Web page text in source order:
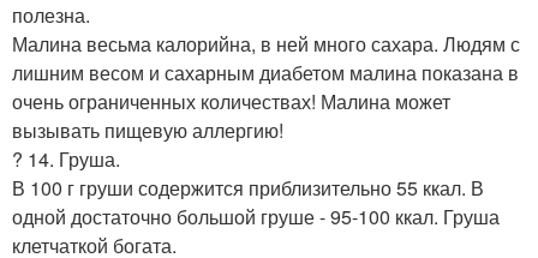
полезна.
Малина весьма калорийна, в ней много сахара. Людям с
лишним весом и сахарным диабетом малина показана в
очень ограниченных количествах! Малина может
вызывать пищевую аллергию!
? 14. Груша.
В 100 г груши содержится приблизительно 55 ккал. В
одной достаточно большой груше - 95-100 ккал. Груша
клетчаткой богата.